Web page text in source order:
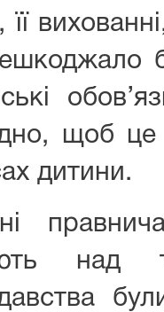
її
щоб
дитини.
над